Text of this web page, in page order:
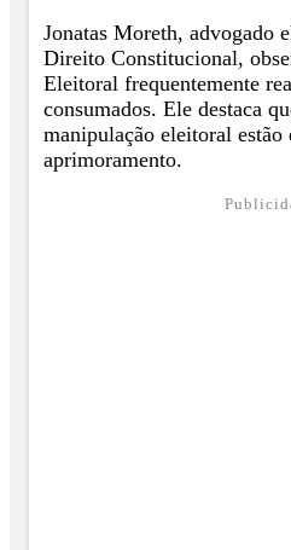
Jonatas Moreth, advogado
Direito Constitucional,
Eleitoral frequentemente
consumados. Ele destaca
manipulação eleitoral estão
aprimoramento.